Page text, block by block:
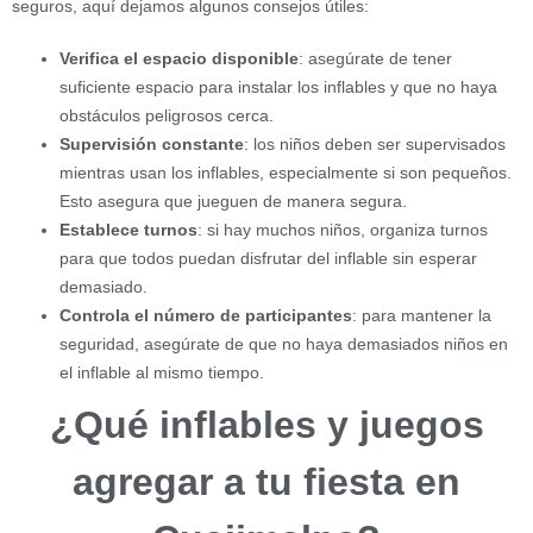
seguros, aquí dejamos algunos consejos útiles:
Verifica el espacio disponible: asegúrate de tener
suficiente espacio para instalar los inflables y que no haya
obstáculos peligrosos cerca.
Supervisión constante: los niños deben ser supervisados
mientras usan los inflables, especialmente si son pequeños.
Esto asegura que jueguen de manera segura.
Establece turnos: si hay muchos niños, organiza turnos
para que todos puedan disfrutar del inflable sin esperar
demasiado.
Controla el número de participantes: para mantener la
seguridad, asegúrate de que no haya demasiados niños en
el inflable al mismo tiempo.
¿Qué inflables y juegos
agregar a tu fiesta en